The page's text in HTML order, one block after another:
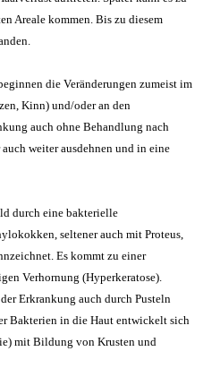
Areale kommen. Bis zu diesem
die Veränderungen zumeist im
Kinn) und/oder an den
auch ohne Behandlung nach
weiter ausdehnen und in eine
durch eine bakterielle
seltener auch mit Proteus,
Es kommt zu einer
Verhornung (Hyperkeratose).
Erkrankung auch durch Pusteln
Bakterien in die Haut entwickelt sich
mit Bildung von Krusten und